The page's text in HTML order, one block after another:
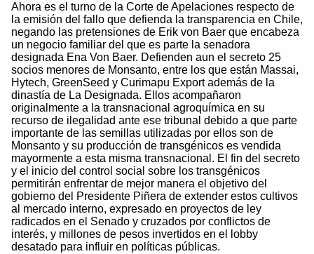
Ahora es el turno de la Corte de Apelaciones respecto de
la emisión del fallo que defienda la transparencia en Chile,
negando las pretensiones de Erik von Baer que encabeza
un negocio familiar del que es parte la senadora
designada Ena Von Baer. Defienden aun el secreto 25
socios menores de Monsanto, entre los que están Massai,
Hytech, GreenSeed y Curimapu Export además de la
dinastía de La Designada. Ellos acompañaron
originalmente a la transnacional agroquímica en su
recurso de ilegalidad ante ese tribunal debido a que parte
importante de las semillas utilizadas por ellos son de
Monsanto y su producción de transgénicos es vendida
mayormente a esta misma transnacional. El fin del secreto
y el inicio del control social sobre los transgénicos
permitirán enfrentar de mejor manera el objetivo del
gobierno del Presidente Piñera de extender estos cultivos
al mercado interno, expresado en proyectos de ley
radicados en el Senado y cruzados por conflictos de
interés, y millones de pesos invertidos en el lobby
desatado para influir en políticas públicas.